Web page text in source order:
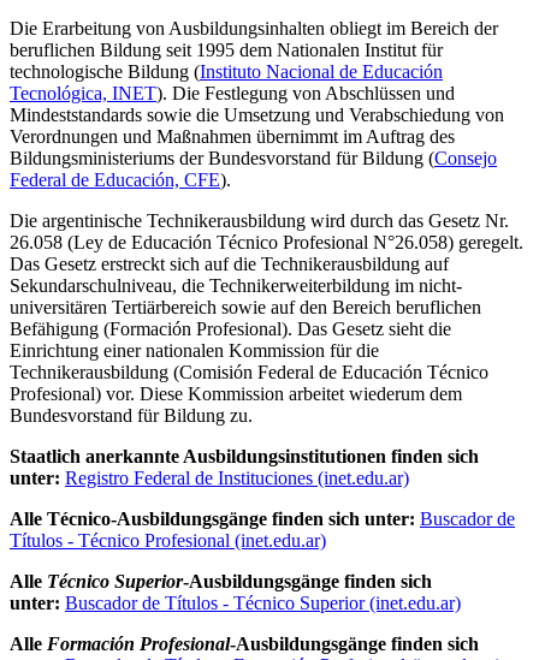
Die Erarbeitung von Ausbildungsinhalten obliegt im Bereich der
beruflichen Bildung seit 1995 dem Nationalen Institut für
technologische Bildung (Instituto Nacional de Educación
Tecnológica, INET). Die Festlegung von Abschlüssen und
Mindeststandards sowie die Umsetzung und Verabschiedung von
Verordnungen und Maßnahmen übernimmt im Auftrag des
Bildungsministeriums der Bundesvorstand für Bildung (Consejo
Federal de Educación, CFE).
Die argentinische Technikerausbildung wird durch das Gesetz Nr.
26.058 (Ley de Educación Técnico Profesional N°26.058) geregelt.
Das Gesetz erstreckt sich auf die Technikerausbildung auf
Sekundarschulniveau, die Technikerweiterbildung im nicht-
universitären Tertiärbereich sowie auf den Bereich beruflichen
Befähigung (Formación Profesional). Das Gesetz sieht die
Einrichtung einer nationalen Kommission für die
Technikerausbildung (Comisión Federal de Educación Técnico
Profesional) vor. Diese Kommission arbeitet wiederum dem
Bundesvorstand für Bildung zu.
Staatlich anerkannte Ausbildungsinstitutionen finden sich
unter: Registro Federal de Instituciones (inet.edu.ar)
Alle Técnico-Ausbildungsgänge finden sich unter: Buscador de
Títulos - Técnico Profesional (inet.edu.ar)
Alle Técnico Superior-Ausbildungsgänge finden sich
unter: Buscador de Títulos - Técnico Superior (inet.edu.ar)
Alle Formación Profesional-Ausbildungsgänge finden sich